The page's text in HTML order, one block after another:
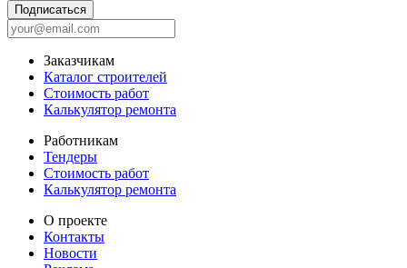
Подписаться
Заказчикам
Каталог строителей
Стоимость работ
Калькулятор ремонта
Работникам
Тендеры
Стоимость работ
Калькулятор ремонта
О проекте
Контакты
Новости